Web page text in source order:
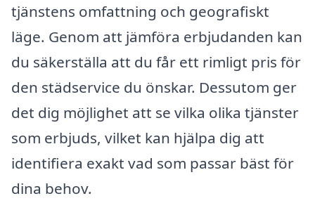
tjänstens omfattning och geografiskt
läge. Genom att jämföra erbjudanden kan
du säkerställa att du får ett rimligt pris för
den städservice du önskar. Dessutom ger
det dig möjlighet att se vilka olika tjänster
som erbjuds, vilket kan hjälpa dig att
identifiera exakt vad som passar bäst för
dina behov.